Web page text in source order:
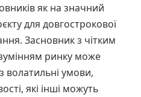
як на значний
для довгострокової
Засновник з чітким
ринку може
волатильні умови,
які інші можуть